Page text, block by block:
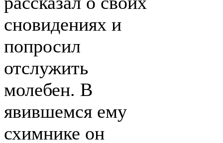
сновидениях и
попросил
отслужить
молебен. В
явившемся ему
схимнике он